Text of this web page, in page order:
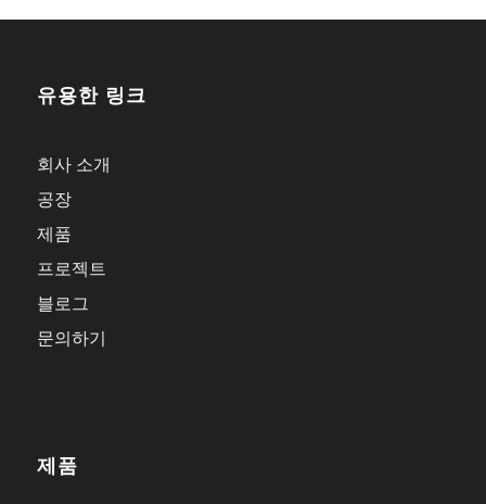
유용한 링크
회사 소개
공장
제품
프로젝트
블로그
문의하기
제품